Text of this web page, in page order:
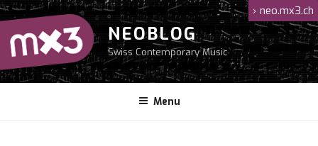
Aller
au
contenu
principal
NEOBLOG
Swiss Contemporary Music
Menu
› neo.mx3.ch